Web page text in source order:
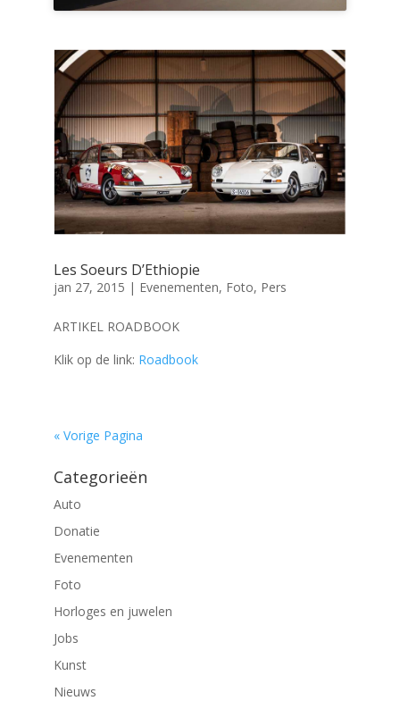
Les Soeurs D’Ethiopie
jan 27, 2015 | Evenementen, Foto, Pers
ARTIKEL ROADBOOK
Klik op de link: Roadbook
« Vorige Pagina
Categorieën
Auto
Donatie
Evenementen
Foto
Horloges en juwelen
Jobs
Kunst
Nieuws